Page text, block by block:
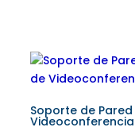
Soporte de
Videoconferencia